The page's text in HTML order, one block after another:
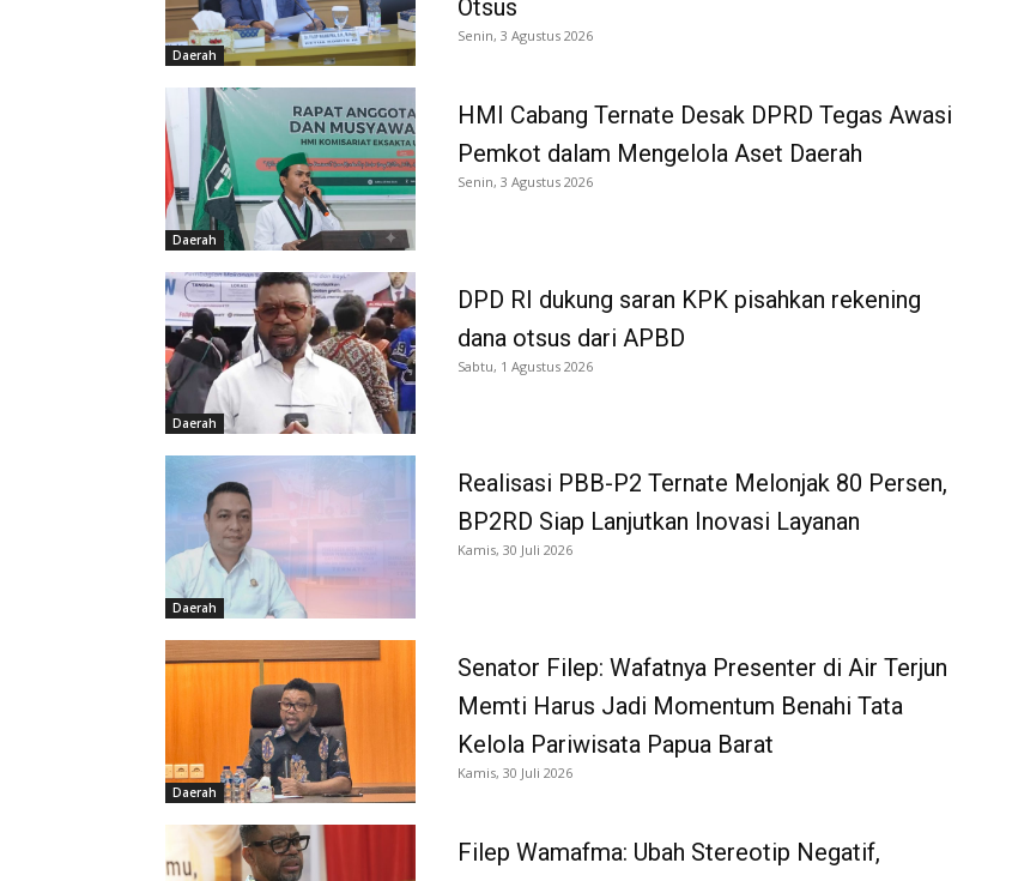
Daerah
Otsus
Senin, 3 Agustus 2026
Daerah
HMI Cabang Ternate Desak DPRD Tegas Awasi
Pemkot dalam Mengelola Aset Daerah
Senin, 3 Agustus 2026
Daerah
DPD RI dukung saran KPK pisahkan rekening
dana otsus dari APBD
Sabtu, 1 Agustus 2026
Daerah
Realisasi PBB-P2 Ternate Melonjak 80 Persen,
BP2RD Siap Lanjutkan Inovasi Layanan
Kamis, 30 Juli 2026
Daerah
Senator Filep: Wafatnya Presenter di Air Terjun
Memti Harus Jadi Momentum Benahi Tata
Kelola Pariwisata Papua Barat
Kamis, 30 Juli 2026
Filep Wamafma: Ubah Stereotip Negatif,